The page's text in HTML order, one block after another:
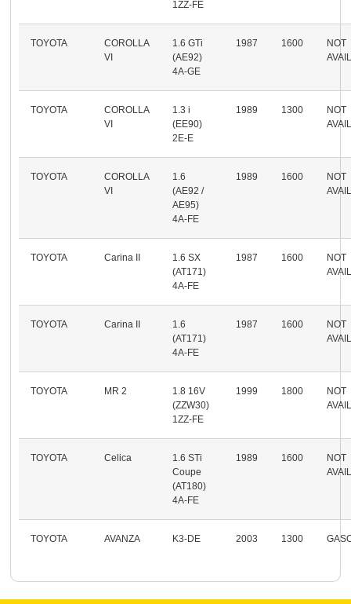
1ZZ-FE
TOYOTA
COROLLA
VI
1.6 GTi
(AE92)
4A-GE
1987 1600
NOT
TOYOTA
COROLLA
VI
1.3 i
(EE90)
2E-E
1989 1300
NOT
TOYOTA
COROLLA
VI
1.6
(AE92 /
AE95)
4A-FE
1989 1600
NOT
TOYOTA Carina II
1.6 SX
(AT171)
4A-FE
1987 1600
NOT
TOYOTA Carina II
1.6
(AT171)
4A-FE
1987 1600
NOT
TOYOTA MR 2
1.8 16V
(ZZW30)
1ZZ-FE
1999 1800
NOT
TOYOTA Celica
1.6 STi
Coupe
(AT180)
4A-FE
1989 1600
NOT
TOYOTA AVANZA K3-DE 2003 1300